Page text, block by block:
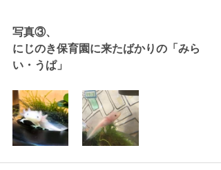
写真③、
にじのき保育園に来たばかりの「みら
い・うぱ」